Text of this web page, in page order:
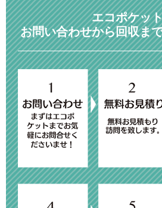
エコポケッ
お問い合わせから回収ま